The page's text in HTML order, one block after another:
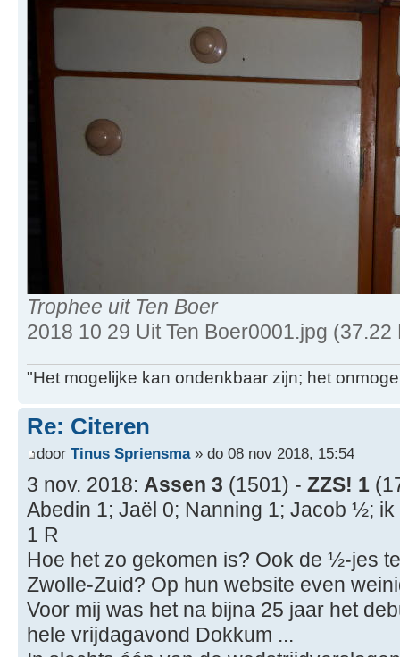
Trophee uit Ten Boer
2018 10 29 Uit Ten Boer0001.jpg
"Het mogelijke kan ondenkbaar zijn; het
Re: Citeren
door Tinus Spriensma» do 08 nov 2018, 15:54
3 nov. 2018: Assen 3 (1501) - ZZS! 1
Abedin 1; Jaël 0; Nanning 1; Jacob ½;
1 R
Hoe het zo gekomen is? Ook de ½-jes
Zwolle-Zuid? Op hun website even
Voor mij was het na bijna 25 jaar het
hele vrijdagavond Dokkum ...